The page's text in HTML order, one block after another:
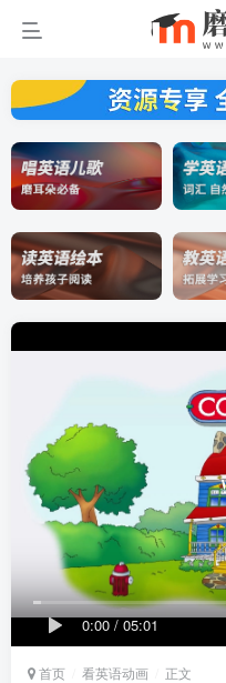
0:00/05:01
首页 看英语动画 正文